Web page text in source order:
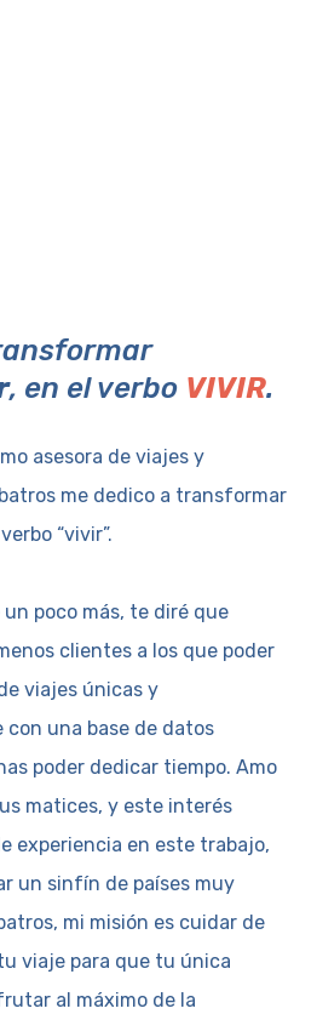
, en el verbo VIVIR.
asesora de viajes y
me dedico a transformar
“vivir”.
poco más, te diré que
clientes a los que poder
viajes únicas y
una base de datos
poder dedicar tiempo. Amo
matices, y este interés
experiencia en este trabajo,
un sinfín de países muy
mi misión es cuidar de
viaje para que tu única
al máximo de la